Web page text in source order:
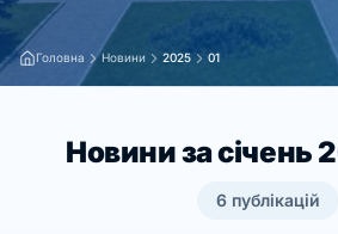
Головна Новини 2025 01
Новини за січень
6публікацій